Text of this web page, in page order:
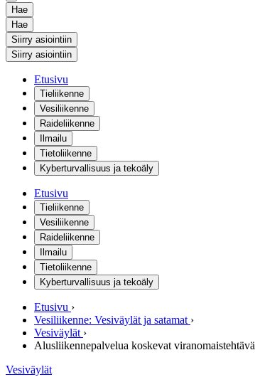
Hae
Hae
Siirry asiointiin
Siirry asiointiin
Etusivu
Tieliikenne
Vesiliikenne
Raideliikenne
Ilmailu
Tietoliikenne
Kyberturvallisuus ja tekoäly
Etusivu
Tieliikenne
Vesiliikenne
Raideliikenne
Ilmailu
Tietoliikenne
Kyberturvallisuus ja tekoäly
Etusivu ›
Vesiliikenne: Vesiväylät ja satamat ›
Vesiväylät ›
Alusliikennepalvelua koskevat
Vesiväylät